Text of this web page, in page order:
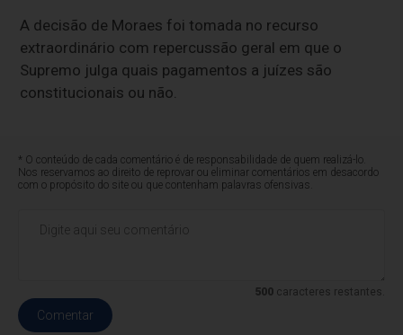
A decisão de Moraes foi tomada no recurso
extraordinário com repercussão geral em que o
Supremo julga quais pagamentos a juízes são
constitucionais ou não.
* O conteúdo de cada comentário é de responsabilidade de quem realizá-lo.
Nos reservamos ao direito de reprovar ou eliminar comentários em desacordo
com o propósito do site ou que contenham palavras ofensivas.
500caracteres restantes.
Comentar